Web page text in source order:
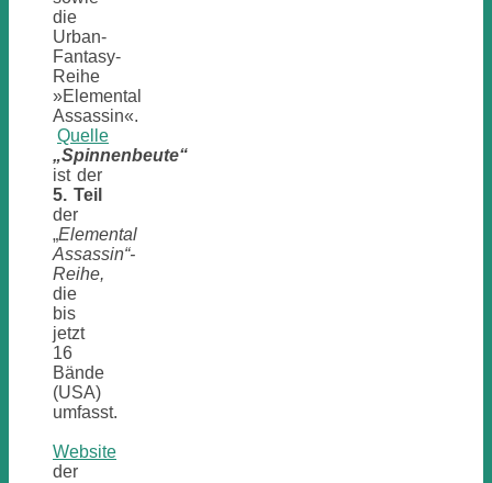
die
Urban-
Fantasy-
Reihe
»Elemental
Assassin«.
Quelle
„Spinnenbeute“
ist der
5. Teil
der
„Elemental
Assassin“-
Reihe,
die
bis
jetzt
16
Bände
(USA)
umfasst.
Website
der